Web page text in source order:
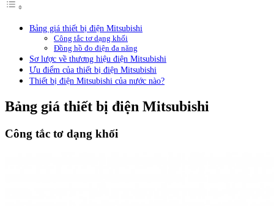
Bảng giá thiết bị điện Mitsubishi
Công tắc tơ dạng khối
Đồng hồ đo điện đa năng
Sơ lược về thương hiệu điện Mitsubishi
Ưu điểm của thiết bị điện Mitsubishi
Thiết bị điện Mitsubishi của nước nào?
Bảng giá thiết bị điện Mitsubishi
Công tắc tơ dạng khối